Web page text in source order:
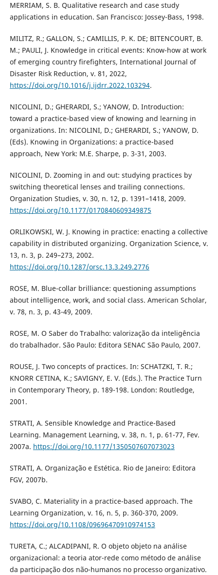
MERRIAM, S. B. Qualitative research and case study
applications in education. San Francisco: Jossey-Bass, 1998.
MILITZ, R.; GALLON, S.; CAMILLIS, P. K. DE; BITENCOURT, B.
M.; PAULI, J. Knowledge in critical events: Know-how at work
of emerging country firefighters, International Journal of
Disaster Risk Reduction, v. 81, 2022,
https://doi.org/10.1016/j.ijdrr.2022.103294.
NICOLINI, D.; GHERARDI, S.; YANOW, D. Introduction:
toward a practice-based view of knowing and learning in
organizations. In: NICOLINI, D.; GHERARDI, S.; YANOW, D.
(Eds). Knowing in Organizations: a practice-based
approach, New York: M.E. Sharpe, p. 3-31, 2003.
NICOLINI, D. Zooming in and out: studying practices by
switching theoretical lenses and trailing connections.
Organization Studies, v. 30, n. 12, p. 1391–1418, 2009.
https://doi.org/10.1177/0170840609349875
ORLIKOWSKI, W. J. Knowing in practice: enacting a collective
capability in distributed organizing. Organization Science, v.
13, n. 3, p. 249–273, 2002.
https://doi.org/10.1287/orsc.13.3.249.2776
ROSE, M. Blue-collar brilliance: questioning assumptions
about intelligence, work, and social class. American Scholar,
v. 78, n. 3, p. 43-49, 2009.
ROSE, M. O Saber do Trabalho: valorização da inteligência
do trabalhador. São Paulo: Editora SENAC São Paulo, 2007.
ROUSE, J. Two concepts of practices. In: SCHATZKI, T. R.;
KNORR CETINA, K.; SAVIGNY, E. V. (Eds.). The Practice Turn
in Contemporary Theory, p. 189-198. London: Routledge,
2001.
STRATI, A. Sensible Knowledge and Practice-Based
Learning. Management Learning, v. 38, n. 1, p. 61-77, Fev.
2007a. https://doi.org/10.1177/1350507607073023
STRATI, A. Organização e Estética. Rio de Janeiro: Editora
FGV, 2007b.
SVABO, C. Materiality in a practice-based approach. The
Learning Organization, v. 16, n. 5, p. 360-370, 2009.
https://doi.org/10.1108/09696470910974153
TURETA, C.; ALCADIPANI, R. O objeto objeto na análise
organizacional: a teoria ator-rede como método de análise
da participação dos não-humanos no processo organizativo.